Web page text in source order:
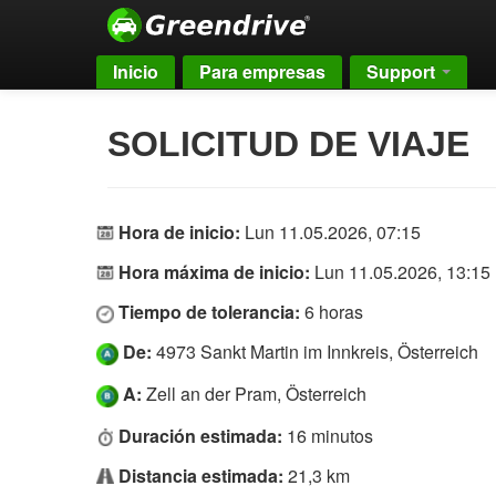
Inicio Para empresas Support
SOLICITUD DE VIAJE
Hora de inicio: Lun 11.05.2026, 07:15
Hora máxima de inicio: Lun 11.05.2026, 13:15
Tiempo de tolerancia: 6 horas
De: 4973 Sankt Martin im Innkreis, Österreich
A: Zell an der Pram, Österreich
Duración estimada: 16 minutos
Distancia estimada: 21,3 km